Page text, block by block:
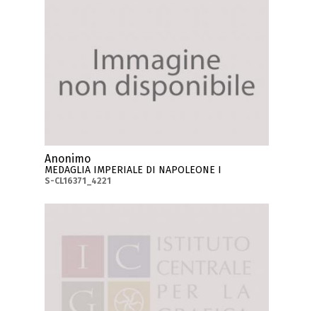
Anonimo
MEDAGLIA IMPERIALE DI NAPOLEONE I
S-CL16371_4221